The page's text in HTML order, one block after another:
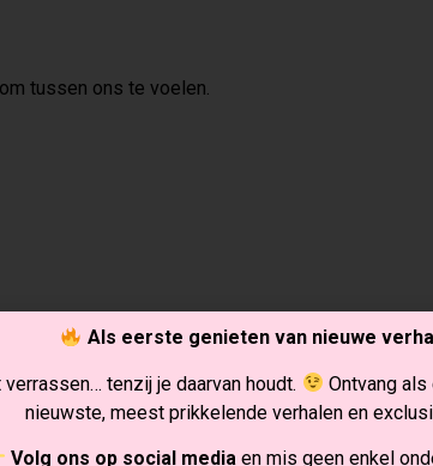
tussen ons te voelen.
even zijn ritme verliest, knik ik naar een
Als eerste genieten van nieuwe
verrassen… tenzij je daarvan houdt.
Ontvang
nieuwste, meest prikkelende verhalen en
Volg ons op social media en mis geen enkel